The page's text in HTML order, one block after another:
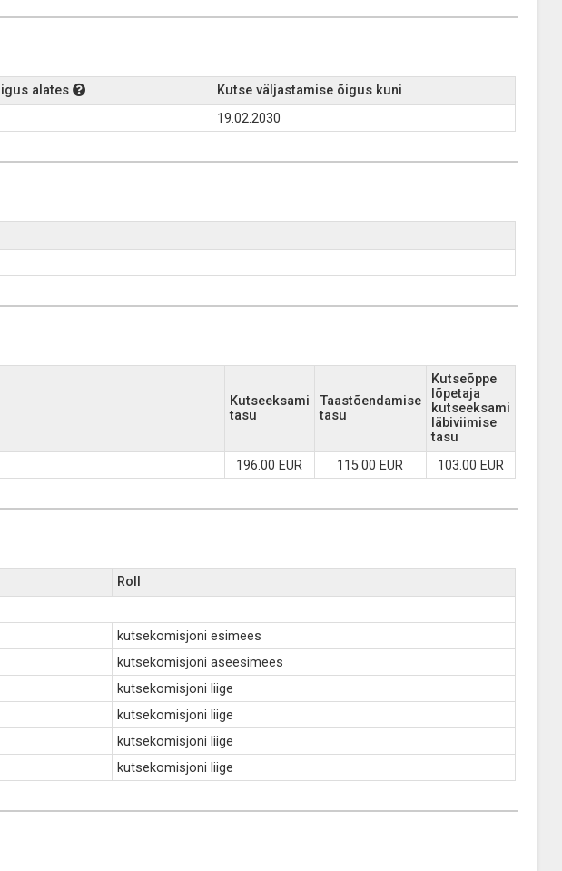
alates
Kutse väljastamise õigus kuni
19.02.2030
Kutseeksami
tasu
Taastõendamise
tasu
Kutseõppe
lõpetaja
kutseeksami
läbiviimise
tasu
196.00 EUR 115.00 EUR 103.00 EUR
Roll
kutsekomisjoni esimees
kutsekomisjoni aseesimees
kutsekomisjoni liige
kutsekomisjoni liige
kutsekomisjoni liige
kutsekomisjoni liige